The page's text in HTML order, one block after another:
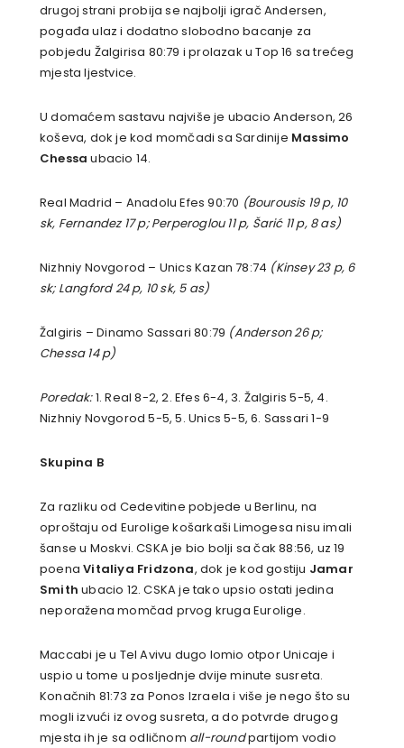
drugoj strani probija se najbolji igrač Andersen,
pogađa ulaz i dodatno slobodno bacanje za
pobjedu Žalgirisa 80:79 i prolazak u Top 16 sa trećeg
mjesta ljestvice.
U domaćem sastavu najviše je ubacio Anderson, 26
koševa, dok je kod momčadi sa Sardinije Massimo
Chessa ubacio 14.
Real Madrid – Anadolu Efes 90:70 (Bourousis 19 p, 10
sk, Fernandez 17 p; Perperoglou 11 p, Šarić 11 p, 8 as)
Nizhniy Novgorod – Unics Kazan 78:74 (Kinsey 23 p, 6
sk; Langford 24 p, 10 sk, 5 as)
Žalgiris – Dinamo Sassari 80:79 (Anderson 26 p;
Chessa 14 p)
Poredak:1. Real 8-2, 2. Efes 6-4, 3. Žalgiris 5-5, 4.
Nizhniy Novgorod 5-5, 5. Unics 5-5, 6. Sassari 1-9
Skupina B
Za razliku od Cedevitine pobjede u Berlinu, na
oproštaju od Eurolige košarkaši Limogesa nisu imali
šanse u Moskvi. CSKA je bio bolji sa čak 88:56, uz 19
poenaVitaliya Fridzona, dok je kod gostiju Jamar
Smith ubacio 12. CSKA je tako upsio ostati jedina
neporažena momčad prvog kruga Eurolige.
Maccabi je u Tel Avivu dugo lomio otpor Unicaje i
uspio u tome u posljednje dvije minute susreta.
Konačnih 81:73 za Ponos Izraela i više je nego što su
mogli izvući iz ovog susreta, a do potvrde drugog
mjesta ih je sa odličnom all-roundpartijom vodio